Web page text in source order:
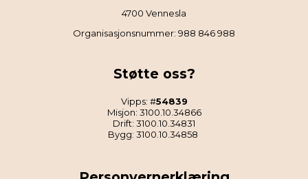
4700 Vennesla
Organisasjonsnummer: 988 846 988
Støtte oss?
Vipps: #54839
Misjon: 3100.10.34866
Drift: 3100.10.34831
Bygg: 3100.10.34858